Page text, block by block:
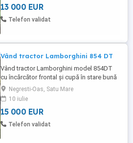
13 000 EUR
Telefon validat
Vând tractor Lamborghini 854 DT
Vând tractor Lamborghini model 854DT
cu încărcător frontal și cupă în stare bună
de funcționare.
Negresti-Oas, Satu Mare
10 iulie
15 000 EUR
Telefon validat